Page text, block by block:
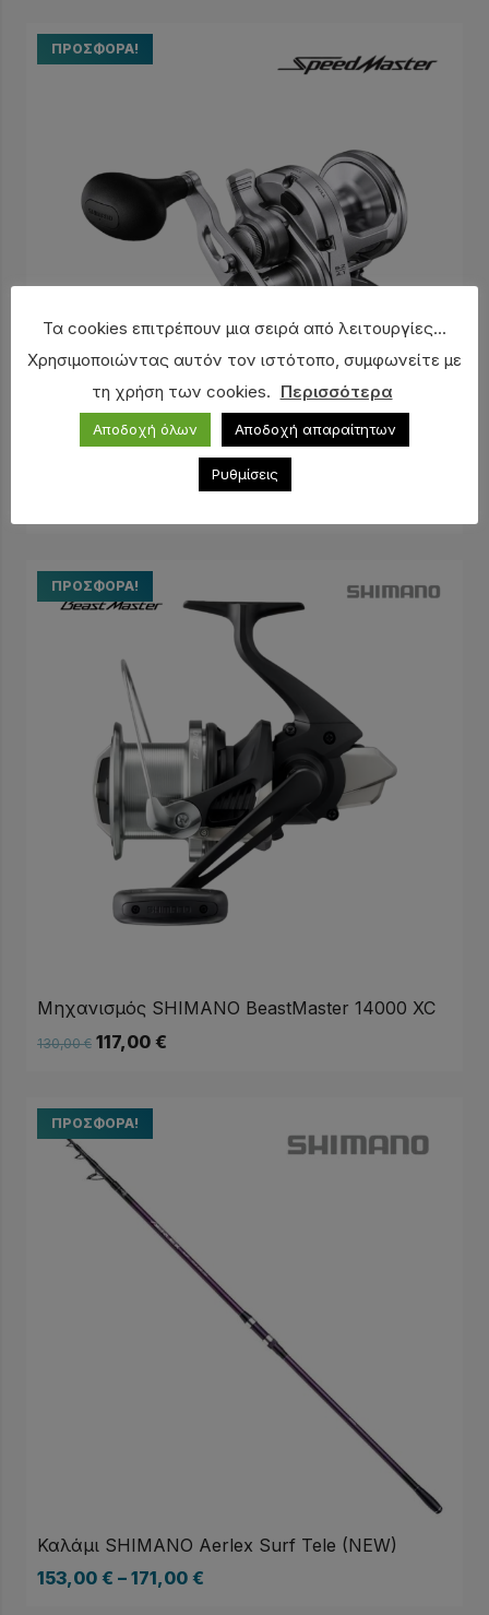
ΠΡΟΣΦΟΡΆ!
Μηχανισμός SHIMANO SpeedMaster 8 II (NEW)
ΠΡΟΣΦΟΡΆ!
Μηχανισμός SHIMANO BeastMaster 14000 XC
130,00€ 117,00 €
ΠΡΟΣΦΟΡΆ!
Καλάμι SHIMANO Aerlex Surf Tele (NEW)
153,00 € – 171,00 €
Τα cookies επιτρέπουν μια σειρά από λειτουργίες...
Χρησιμοποιώντας αυτόν τον ιστότοπο, συμφωνείτε με
τη χρήση των cookies. Περισσότερα
Αποδοχή όλων Αποδοχή απαραίτητων
Ρυθμίσεις